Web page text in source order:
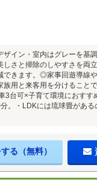
イン・室内はグレーを基
さと掃除のしやすさを両
きます。◎家事回遊導線
用と来客用を分けること
台可×子育て環境におすす
。・LDKには琉球畳があ
る（無料）